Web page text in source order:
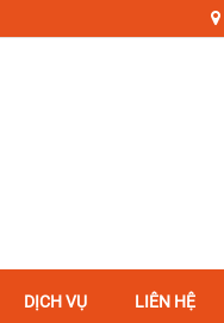
DỊCH VỤ LIÊN HỆ